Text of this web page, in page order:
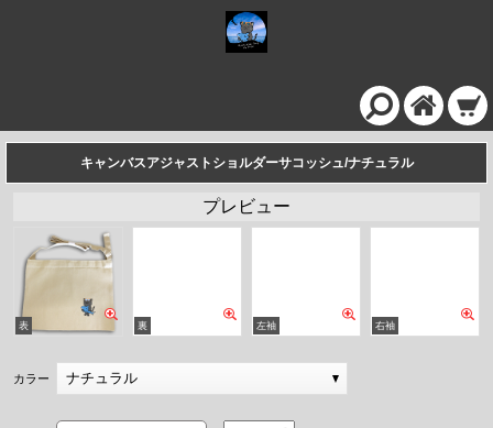
キャンバスアジャストショルダーサコッシュ/ナチュラル
プレビュー
カラー ナチュラル